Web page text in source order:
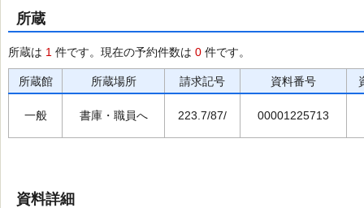
所蔵
所蔵は 1 件です。現在の予約件数は 0 件です。
所蔵館 所蔵場所 請求記号 資料番号
一般 書庫・職員へ 223.7/87/ 00001225713
資料詳細